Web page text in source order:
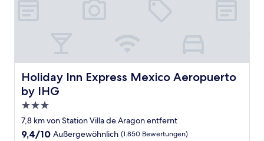
Holiday Inn Express Mexico Aeropuerto
by IHG
Holiday Inn Express Mexico Aeropuerto by IHG
3.0-
Sterne-
Unterkunft
7,8 km von Station Villa de Aragon entfernt
9.4
9,4/10 Außergewöhnlich (1.850 Bewertungen)